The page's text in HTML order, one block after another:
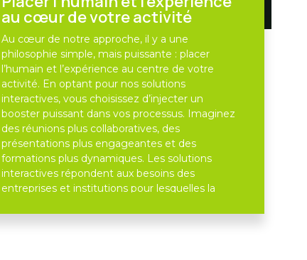
au cœur de votre activité
Au cœur de notre approche, il y a une
philosophie simple, mais puissante : placer
l’humain et l’expérience au centre de votre
activité. En optant pour nos solutions
interactives, vous choisissez d’injecter un
booster puissant dans vos processus. Imaginez
des réunions plus collaboratives, des
présentations plus engageantes et des
formations plus dynamiques. Les solutions
interactives répondent aux besoins des
entreprises et institutions pour lesquelles la
essentielles.